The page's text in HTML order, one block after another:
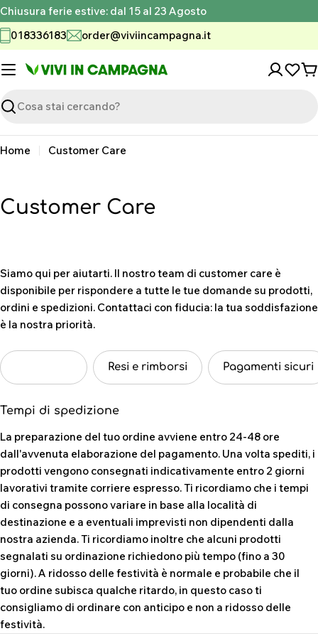
Vai
al
contenuto
Chiusura ferie estive: dal 15 al 23 Agosto
018336183
order@viviincampagna.it
Ricerca
Home Customer Care
Customer Care
Siamo qui per aiutarti. Il nostro team di customer care è
disponibile per rispondere a tutte le tue domande su prodotti,
ordini e spedizioni. Contattaci con fiducia: la tua soddisfazione
è la nostra priorità.
Resi e rimborsi Pagamenti sicuri
Tempi di spedizione
La preparazione del tuo ordine avviene entro 24-48 ore
dall'avvenuta elaborazione del pagamento. Una volta spediti, i
prodotti vengono consegnati indicativamente entro 2 giorni
lavorativi tramite corriere espresso. Ti ricordiamo che i tempi
di consegna possono variare in base alla località di
destinazione e a eventuali imprevisti non dipendenti dalla
nostra azienda. Ti ricordiamo inoltre che alcuni prodotti
segnalati su ordinazione richiedono più tempo (fino a 30
giorni). A ridosso delle festività è normale e probabile che il
tuo ordine subisca qualche ritardo, in questo caso ti
consigliamo di ordinare con anticipo e non a ridosso delle
festività.